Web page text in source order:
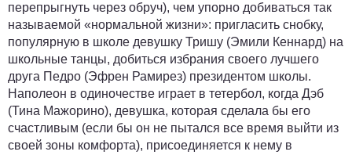
перепрыгнуть через обруч), чем упорно добиваться так
называемой «нормальной жизни»: пригласить снобку,
популярную в школе девушку Тришу (Эмили Кеннард) на
школьные танцы, добиться избрания своего лучшего
друга Педро (Эфрен Рамирез) президентом школы.
Наполеон в одиночестве играет в тетербол, когда Дэб
(Тина Мажорино), девушка, которая сделала бы его
счастливым (если бы он не пытался все время выйти из
своей зоны комфорта), присоединяется к нему в